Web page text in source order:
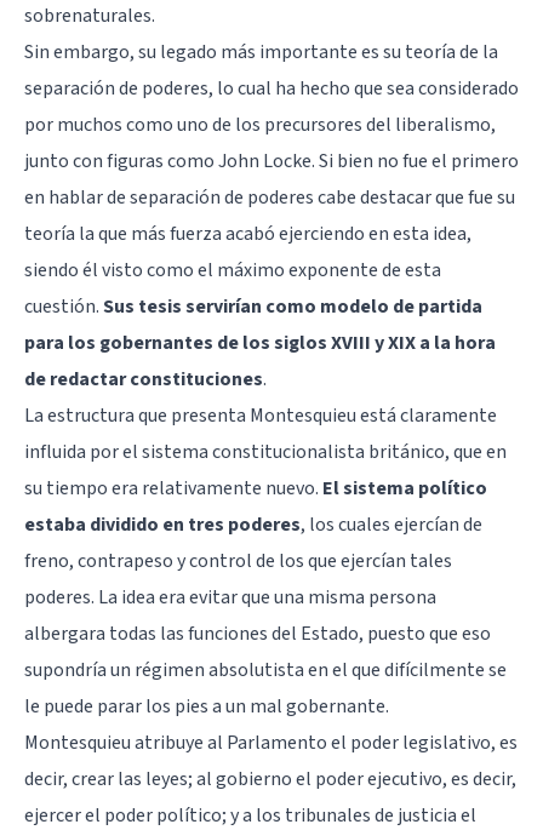
sobrenaturales.
Sin embargo, su legado más importante es su teoría de la
separación de poderes, lo cual ha hecho que sea considerado
por muchos como uno de los precursores del liberalismo,
junto con figuras como John Locke. Si bien no fue el primero
en hablar de separación de poderes cabe destacar que fue su
teoría la que más fuerza acabó ejerciendo en esta idea,
siendo él visto como el máximo exponente de esta
cuestión.Sus tesis servirían como modelo de partida
para los gobernantes de los siglos XVIII y XIX a la hora
de redactar constituciones.
La estructura que presenta Montesquieu está claramente
influida por el sistema constitucionalista británico, que en
su tiempo era relativamente nuevo. El sistema político
estaba dividido en tres poderes, los cuales ejercían de
freno, contrapeso y control de los que ejercían tales
poderes. La idea era evitar que una misma persona
albergara todas las funciones del Estado, puesto que eso
supondría un régimen absolutista en el que difícilmente se
le puede parar los pies a un mal gobernante.
Montesquieu atribuye al Parlamento el poder legislativo, es
decir, crear las leyes; al gobierno el poder ejecutivo, es decir,
ejercer el poder político; y a los tribunales de justicia el